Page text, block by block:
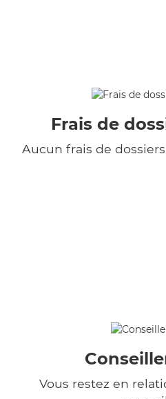
Frais de
Aucun frais de
Vous restez en